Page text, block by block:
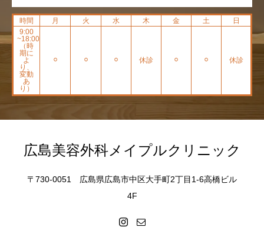
時間 月 火 水 木 金 土
日
9:00
~18:00
（時
期に
よ
り、
変動
あ
り）
⚪︎ ⚪︎ ⚪︎ 休診 ⚪︎ ⚪︎ 休診
広島美容外科メイプルクリニック
〒730-0051 広島県広島市中区大手町2丁目1-6高橋ビル
4F